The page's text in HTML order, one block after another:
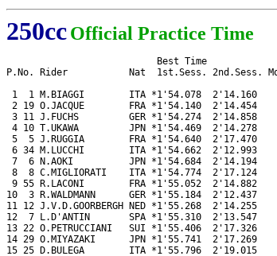
250ccOfficial Practice Time
                           Best Time
P.No. Rider           Nat  1st.Sess. 2nd.Sess.
1  1 M.BIAGGI        ITA *1'54.078  2'14.160
2 19 O.JACQUE        FRA *1'54.140  2'14.454
3 11 J.FUCHS         GER *1'54.274  2'14.858
4 10 T.UKAWA         JPN *1'54.469  2'14.278
5  5 J.RUGGIA        FRA *1'54.640  2'17.470
6 34 M.LUCCHI        ITA *1'54.662  2'12.993
7  6 N.AOKI          JPN *1'54.684  2'14.194
8  8 C.MIGLIORATI    ITA *1'54.774  2'17.124
9 55 R.LACONI        FRA *1'55.052  2'14.882
10  3 R.WALDMANN      GER *1'55.184  2'12.437
11 12 J.V.D.GOORBERGH NED *1'55.268  2'14.255
12  7 L.D'ANTIN       SPA *1'55.310  2'13.547
13 22 O.PETRUCCIANI   SUI *1'55.406
14 29 O.MIYAZAKI      JPN *1'55.741  2'17.269
15 25 D.BULEGA        ITA *1'55.796  2'19.015